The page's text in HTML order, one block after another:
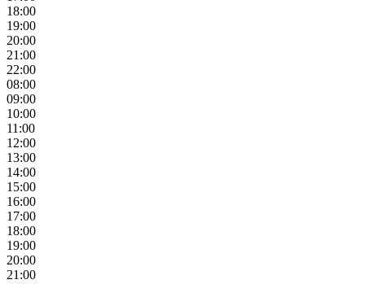
18:00
19:00
20:00
21:00
22:00
08:00
09:00
10:00
11:00
12:00
13:00
14:00
15:00
16:00
17:00
18:00
19:00
20:00
21:00